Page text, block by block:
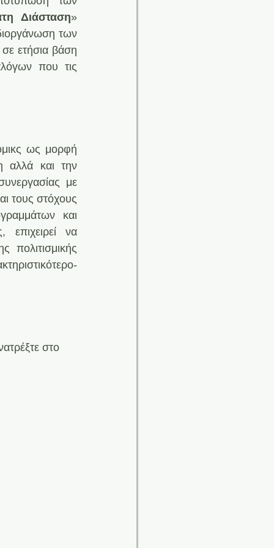
Διάσταση»
των
ετήσια βάση
που τις
ως μορφή
αλλά και την
με
τους στόχους
και
επιχειρεί να
πολιτισμικής
στο